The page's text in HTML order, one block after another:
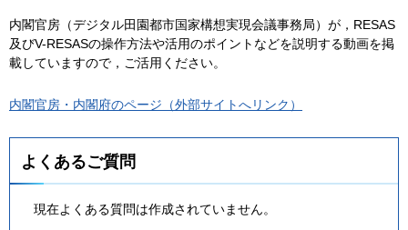
内閣官房（デジタル田園都市国家構想実現会議事務局）が，RESAS
及びV-RESASの操作方法や活用のポイントなどを説明する動画を掲
載していますので，ご活用ください。
内閣官房・内閣府のページ（外部サイトへリンク）
よくあるご質問
現在よくある質問は作成されていません。